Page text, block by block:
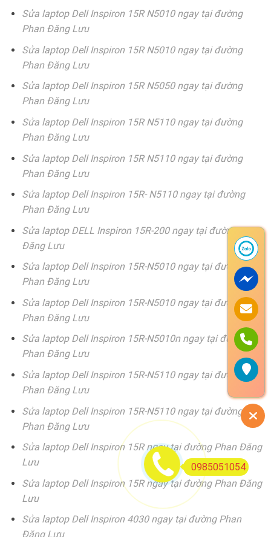
Sửa laptop Dell Inspiron 15R N5010 ngay tại đường
Phan Đăng Lưu
Sửa laptop Dell Inspiron 15R N5010 ngay tại đường
Phan Đăng Lưu
Sửa laptop Dell Inspiron 15R N5050 ngay tại đường
Phan Đăng Lưu
Sửa laptop Dell Inspiron 15R N5110 ngay tại đường
Phan Đăng Lưu
Sửa laptop Dell Inspiron 15R N5110 ngay tại đường
Phan Đăng Lưu
Sửa laptop Dell Inspiron 15R- N5110 ngay tại đường
Phan Đăng Lưu
Sửa laptop DELL Inspiron 15R-200 ngay tại đường Phan
Đăng Lưu
Sửa laptop Dell Inspiron 15R-N5010 ngay tại đường
Phan Đăng Lưu
Sửa laptop Dell Inspiron 15R-N5010 ngay tại đường
Phan Đăng Lưu
Sửa laptop Dell Inspiron 15R-N5010n ngay tại đường
Phan Đăng Lưu
Sửa laptop Dell Inspiron 15R-N5110 ngay tại đường
Phan Đăng Lưu
Sửa laptop Dell Inspiron 15R-N5110 ngay tại đường
Phan Đăng Lưu
Sửa laptop Dell Inspiron 15R ngay tại đường Phan Đăng
Lưu
Sửa laptop Dell Inspiron 15R ngay tại đường Phan Đăng
Lưu
Sửa laptop Dell Inspiron 4030 ngay tại đường Phan
Đăng Lưu
0985051054